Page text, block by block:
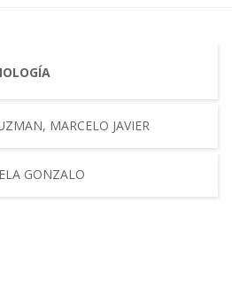
MARCELO JAVIER
GONZALO